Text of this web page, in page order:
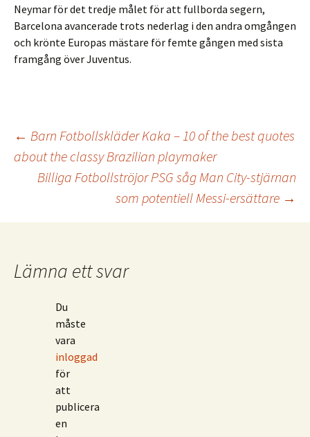
Neymar för det tredje målet för att fullborda segern,
Barcelona avancerade trots nederlag i den andra omgången
och krönte Europas mästare för femte gången med sista
framgång över Juventus.
Inläggsnavigering
← Barn Fotbollskläder Kaka – 10 of the best quotes
about the classy Brazilian playmaker
Billiga Fotbollströjor PSG såg Man City-stjärnan
som potentiell Messi-ersättare →
Lämna ett svar
Du
måste
vara
inloggad
för
att
publicera
en